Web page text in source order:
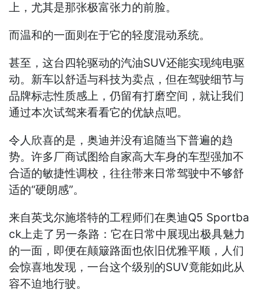
上，尤其是那张极富张力的前脸。
而温和的一面则在于它的轻度混动系统。
甚至，这台四轮驱动的汽油SUV还能实现纯电驱
动。新车以舒适与科技为卖点，但在驾驶细节与
品牌标志性质感上，仍留有打磨空间，就让我们
通过本次试驾来看看它的优缺点吧。
令人欣喜的是，奥迪并没有追随当下普遍的趋
势。许多厂商试图给自家高大车身的车型强加不
合适的敏捷性调校，往往带来日常驾驶中不够舒
适的“硬朗感”。
来自英戈尔施塔特的工程师们在奥迪Q5 Sportba
ck上走了另一条路：它在日常中展现出极具魅力
的一面，即便在颠簸路面也依旧优雅平顺，人们
会惊喜地发现，一台这个级别的SUV竟能如此从
容不迫地行驶。